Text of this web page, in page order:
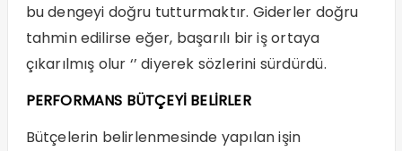
bu dengeyi doğru tutturmaktır. Giderler doğru
tahmin edilirse eğer, başarılı bir iş ortaya
çıkarılmış olur ‘’ diyerek sözlerini sürdürdü.
PERFORMANS BÜTÇEYİ BELİRLER
Bütçelerin belirlenmesinde yapılan işin